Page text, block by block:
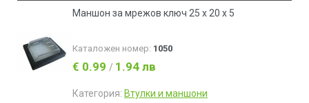
Маншон за мрежов ключ 25 x 20 x 5
Каталожен номер: 1050
€ 0.99 / 1.94 лв
Категория: Втулки и маншони